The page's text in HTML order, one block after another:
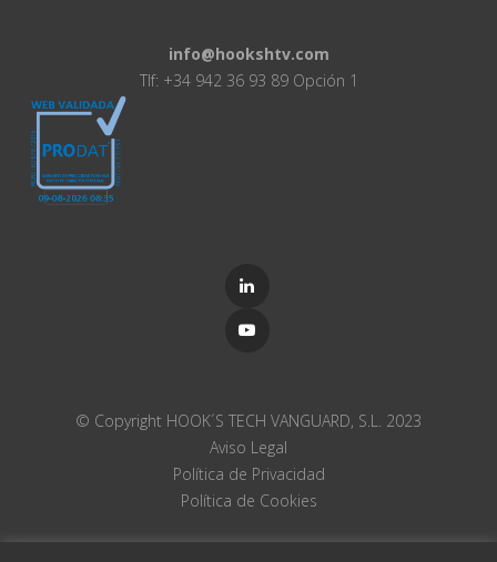
info@hookshtv.com
Tlf: +34 942 36 93 89 Opción 1
© Copyright HOOK´S TECH VANGUARD, S.L. 2023
Aviso Legal
Política de Privacidad
Política de Cookies